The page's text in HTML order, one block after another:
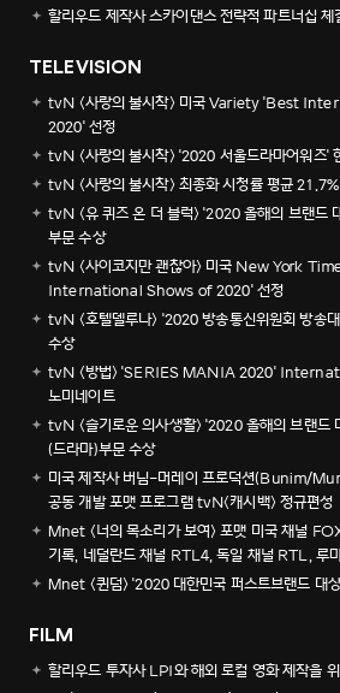
할리우드 제작사 스카이댄스 전략적 파트너십 체
TELEVISION
tvN <사랑의 불시착> 미국 Variety 'Best
2020' 선정
tvN <사랑의 불시착> '2020 서울드라마어워즈'
tvN <사랑의 불시착> 최종화 시청률 평균
tvN <유 퀴즈 온 더 블럭> '2020 올해의 브랜드
부문 수상
tvN <사이코지만 괜찮아> 미국 New York
International Shows of 2020' 선정
tvN <호텔델루나> '2020 방송통신위원회 방송
수상
tvN <방법> 'SERIES MANIA 2020'
노미네이트
tvN <슬기로운 의사생활> '2020 올해의 브랜드
(드라마)부문 수상
미국 제작사 버님-머레이 프로덕션(Bunim/
공동 개발 포맷 프로그램 tvN<캐시백> 정규편성
Mnet <너의 목소리가 보여> 포맷 미국 채널
기록, 네덜란드 채널 RTL4, 독일 채널 RTL, 루
Mnet <퀸덤> '2020 대한민국 퍼스트브랜드 대
FILM
할리우드 투자사 LPI와 해외 로컬 영화 제작을